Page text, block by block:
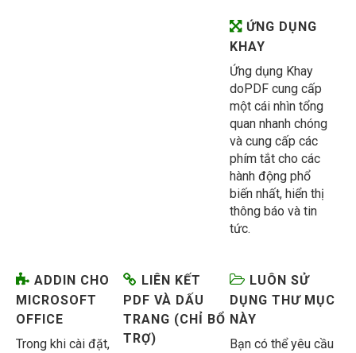
ỨNG DỤNG
KHAY
Ứng dụng Khay
doPDF cung cấp
một cái nhìn tổng
quan nhanh chóng
và cung cấp các
phím tắt cho các
hành động phổ
biến nhất, hiển thị
thông báo và tin
tức.
ADDIN CHO
MICROSOFT
OFFICE
Trong khi cài đặt,
LIÊN KẾT
PDF VÀ DẤU
TRANG (CHỈ BỔ
TRỢ)
LUÔN SỬ
DỤNG THƯ MỤC
NÀY
Bạn có thể yêu cầu